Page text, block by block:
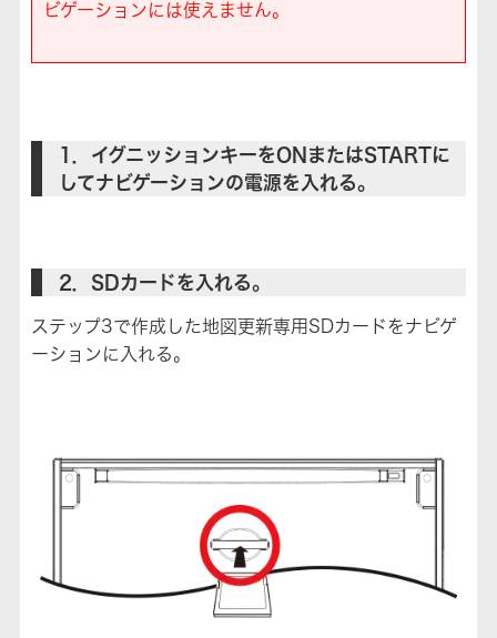
ビゲーションには使えません。
1．イグニッションキーをONまたはSTARTに
してナビゲーションの電源を入れる。
2．SDカードを入れる。
ステップ3で作成した地図更新専用SDカードをナビゲ
ーションに入れる。